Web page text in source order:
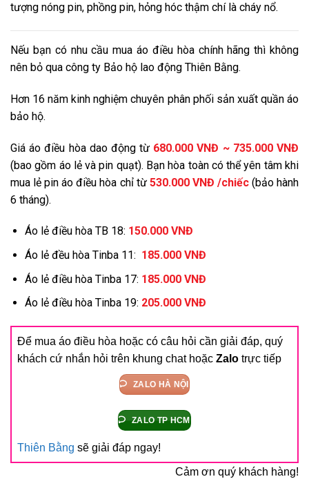
tượng nóng pin, phồng pin, hỏng hóc thậm chí là cháy nổ.
Nếu bạn có nhu cầu mua áo điều hòa chính hãng thì không
nên bỏ qua công ty Bảo hộ lao động Thiên Bằng.
Hơn 16 năm kinh nghiệm chuyên phân phối sản xuất quần áo
bảo hộ.
Giá áo điều hòa dao động từ 680.000 VNĐ ~ 735.000 VNĐ
(bao gồm áo lẻ và pin quạt). Bạn hòa toàn có thể yên tâm khi
mua lẻ pin áo điều hòa chỉ từ 530.000 VNĐ /chiếc(bảo hành
6 tháng).
Áo lẻ điều hòa TB 18: 150.000 VNĐ
Áo lẻ đều hòa Tinba 11: 185.000 VNĐ
Áo lẻ điều hòa Tinba 17: 185.000 VNĐ
Áo lẻ điều hòa Tinba 19: 205.000 VNĐ
Để mua áo điều hòa hoặc có câu hỏi cần giải đáp, quý
khách cứ nhắn hỏi trên khung chat hoặc Zalo trực tiếp
ZALO HÀ NỘI
ZALO TP HCM
Thiên Bằng sẽ giải đáp ngay!
Cảm ơn quý khách hàng!